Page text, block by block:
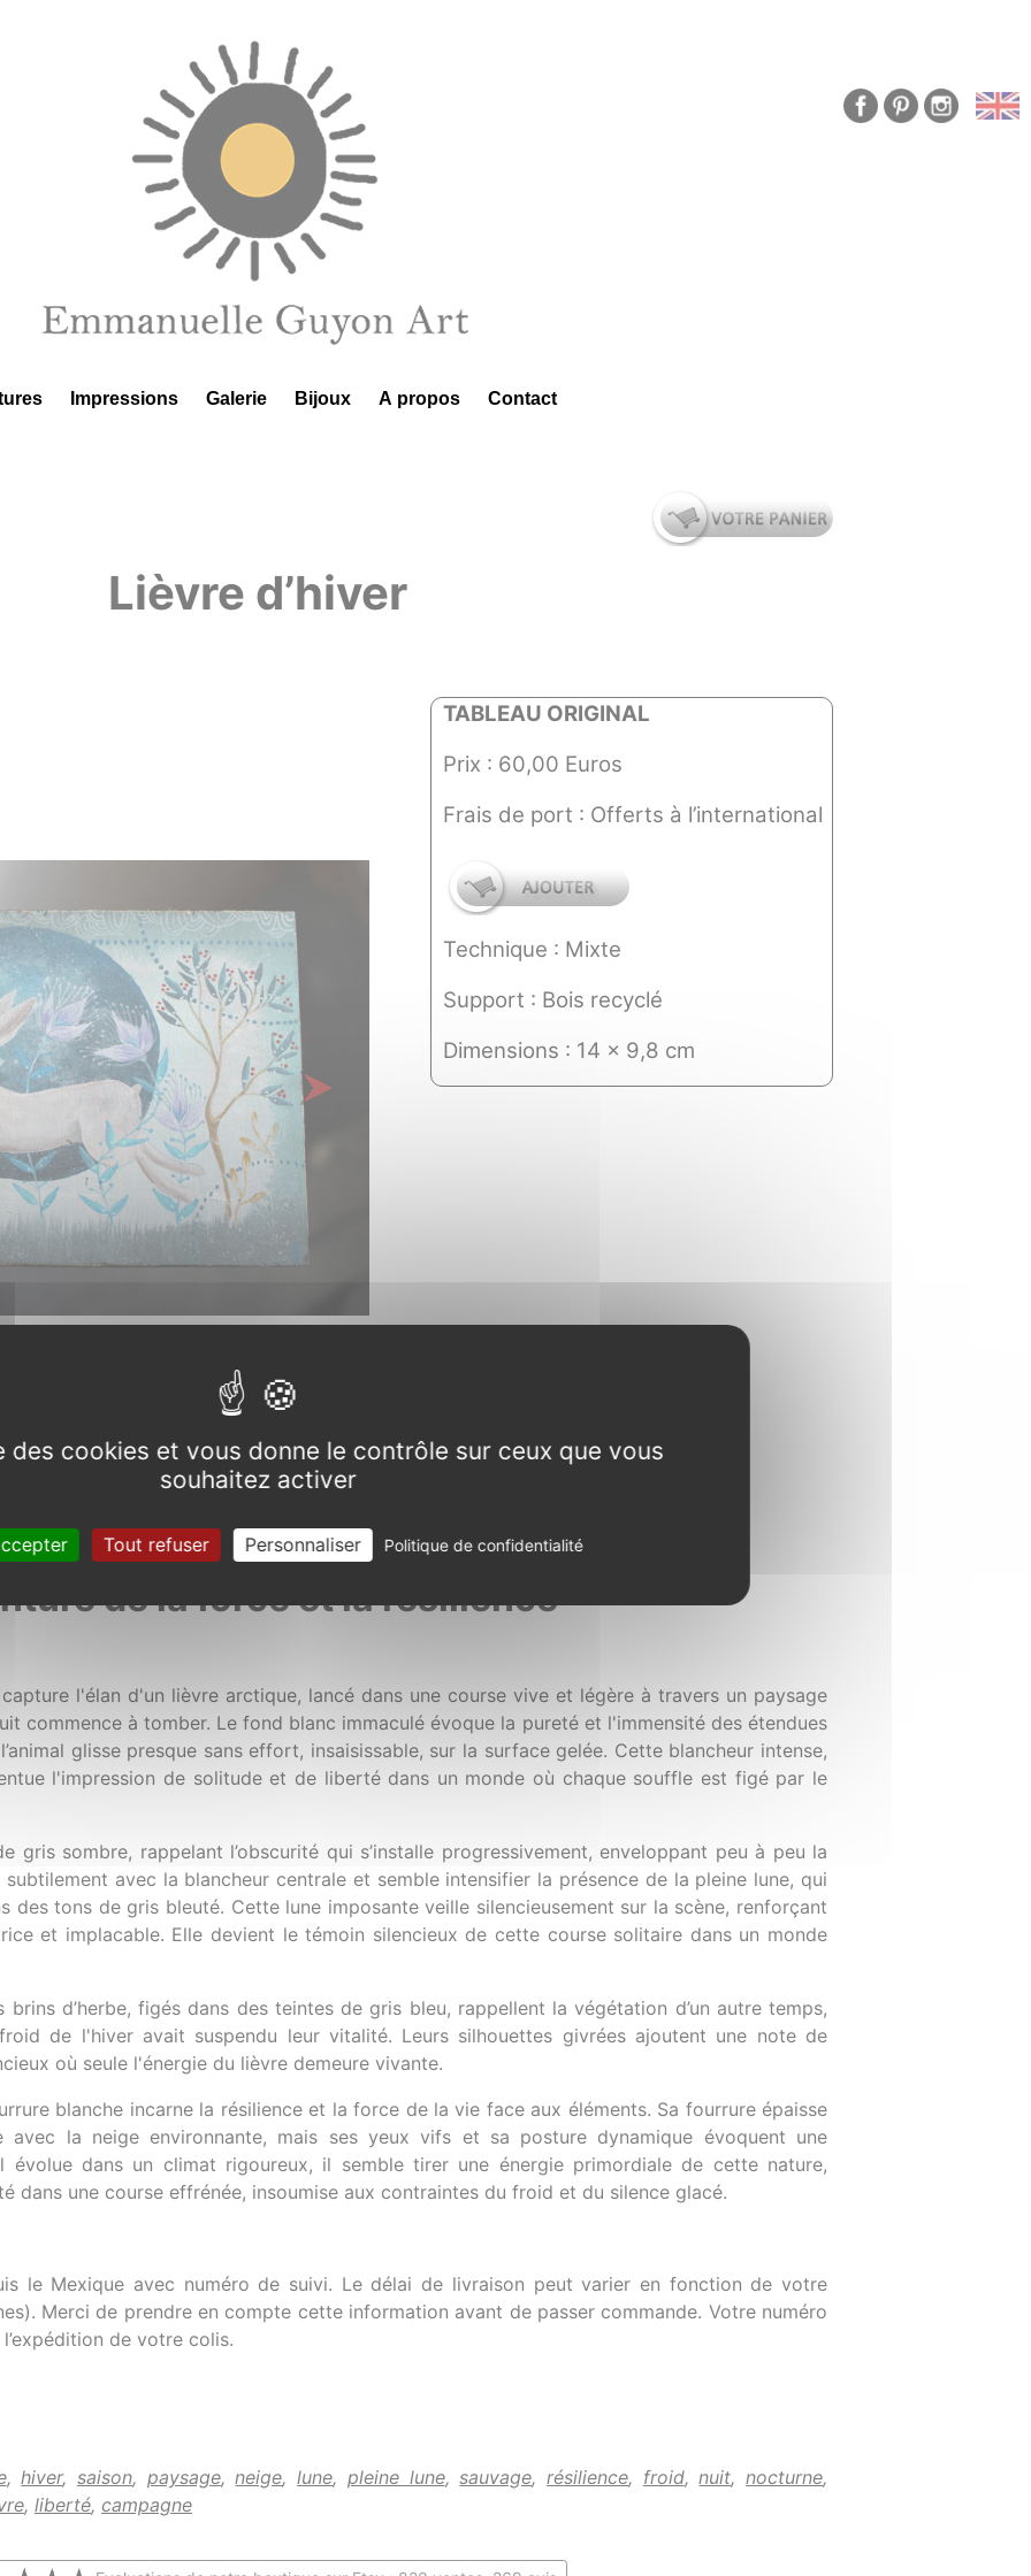
Impressions Galerie Bijoux A propos Contact
Lièvre d’hiver
Next
TABLEAU ORIGINAL
Prix : 60,00 Euros
Frais de port : Offerts à l’international
Technique : Mixte
Support : Bois recyclé
Dimensions : 14 x 9,8 cm
de la force et la résilience
l'élan d'un lièvre arctique, lancé dans une course vive et légère à travers un paysage
commence à tomber. Le fond blanc immaculé évoque la pureté et l'immensité des étendues
glisse presque sans effort, insaisissable, sur la surface gelée. Cette blancheur intense,
l'impression de solitude et de liberté dans un monde où chaque souffle est figé par le
gris sombre, rappelant l’obscurité qui s’installe progressivement, enveloppant peu à peu la
avec la blancheur centrale et semble intensifier la présence de la pleine lune, qui
des tons de gris bleuté. Cette lune imposante veille silencieusement sur la scène, renforçant
et implacable. Elle devient le témoin silencieux de cette course solitaire dans un monde
brins d’herbe, figés dans des teintes de gris bleu, rappellent la végétation d’un autre temps,
de l'hiver avait suspendu leur vitalité. Leurs silhouettes givrées ajoutent une note de
où seule l'énergie du lièvre demeure vivante.
blanche incarne la résilience et la force de la vie face aux éléments. Sa fourrure épaisse
avec la neige environnante, mais ses yeux vifs et sa posture dynamique évoquent une
évolue dans un climat rigoureux, il semble tirer une énergie primordiale de cette nature,
dans une course effrénée, insoumise aux contraintes du froid et du silence glacé.
le Mexique avec numéro de suivi. Le délai de livraison peut varier en fonction de votre
Merci de prendre en compte cette information avant de passer commande. Votre numéro
de votre colis.
,hiver,saison, paysage,neige,lune, pleine lune,sauvage,résilience, froid,nuit,nocturne,
, liberté, campagne
des cookies et vous donne le contrôle sur ceux que vous
souhaitez activer
Tout refuser Personnaliser Politique de confidentialité